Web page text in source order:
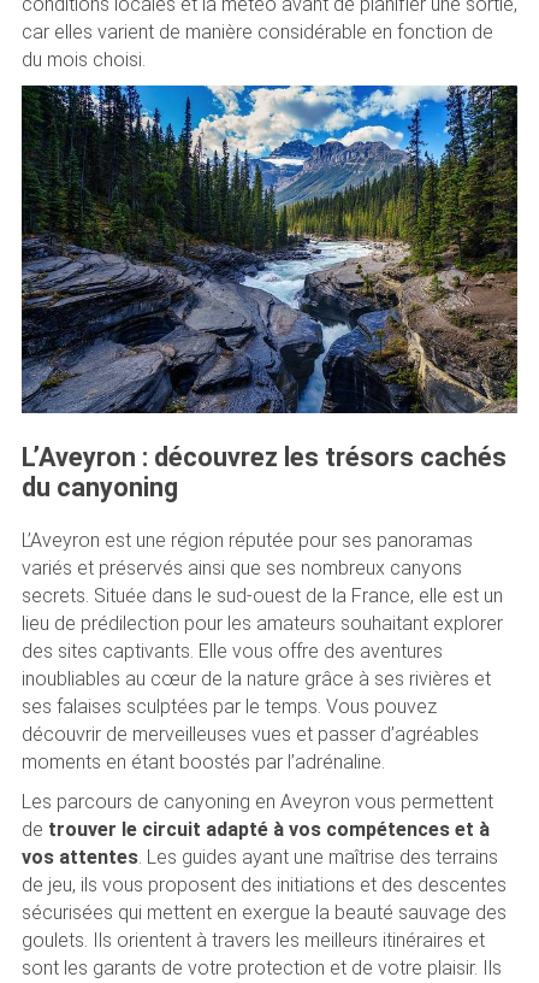
car elles varient de manière considérable en fonction de
du mois choisi.
L’Aveyron : découvrez les trésors cachés
du canyoning
L’Aveyron est une région réputée pour ses panoramas
variés et préservés ainsi que ses nombreux canyons
secrets. Située dans le sud-ouest de la France, elle est un
lieu de prédilection pour les amateurs souhaitant explorer
des sites captivants. Elle vous offre des aventures
inoubliables au cœur de la nature grâce à ses rivières et
ses falaises sculptées par le temps. Vous pouvez
découvrir de merveilleuses vues et passer d’agréables
moments en étant boostés par l’adrénaline.
Les parcours de canyoning en Aveyron vous permettent
de trouver le circuit adapté à vos compétences et à
vos attentes. Les guides ayant une maîtrise des terrains
de jeu, ils vous proposent des initiations et des descentes
sécurisées qui mettent en exergue la beauté sauvage des
goulets. Ils orientent à travers les meilleurs itinéraires et
sont les garants de votre protection et de votre plaisir. Ils